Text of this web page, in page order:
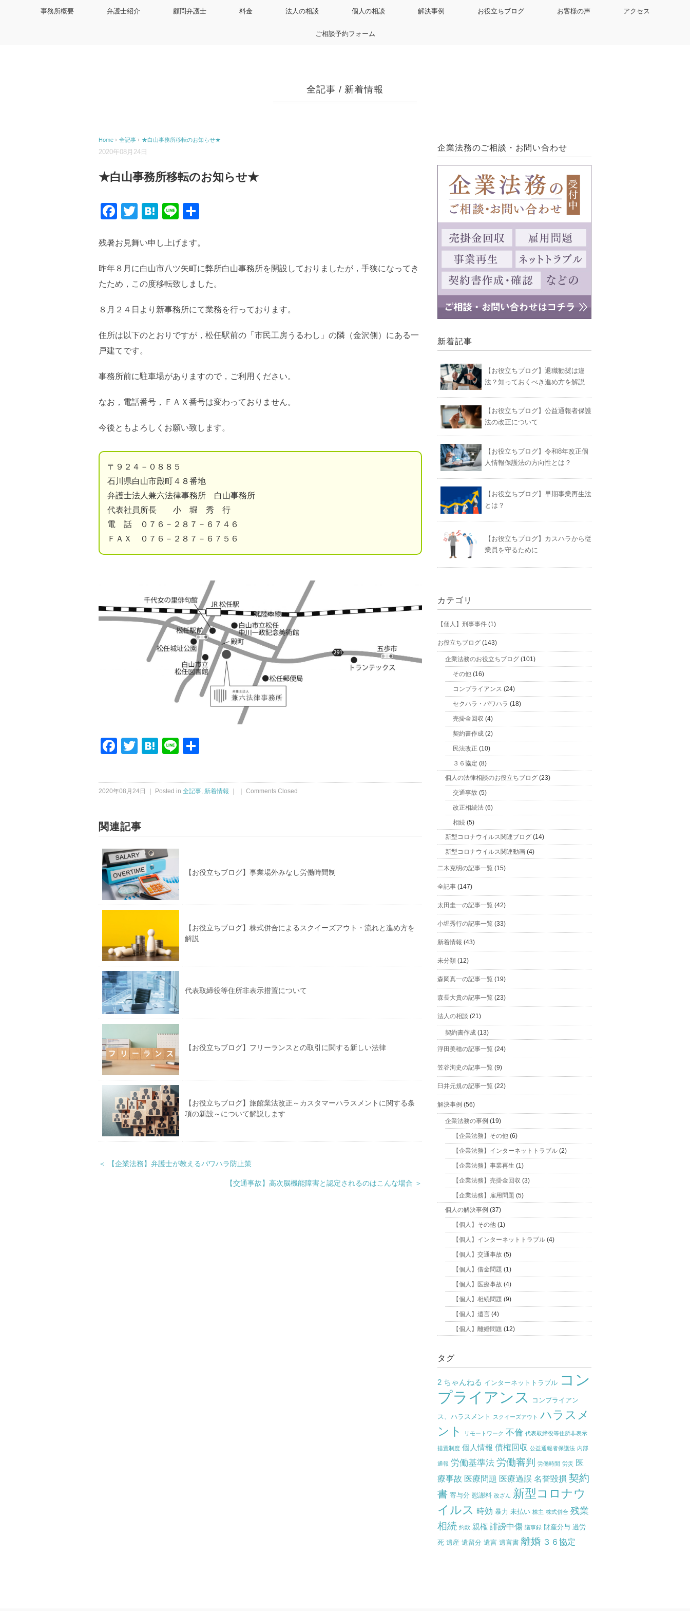
事務所概要 弁護士紹介 顧問弁護士 料金 法人の相談 個人の相談 解決事例 お役立ちブログ お客様の声 アクセス
ご相談予約フォーム
全記事 / 新着情報
Home › 全記事 › ★白山事務所移転のお知らせ★
2020年08月24日
★白山事務所移転のお知らせ★
Facebook
TwitterHatena
Line
残暑お見舞い申し上げます。
昨年８月に白山市八ツ矢町に弊所白山事務所を開設しておりましたが，手狭になってき
たため，この度移転致しました。
８月２４日より新事務所にて業務を行っております。
住所は以下のとおりですが，松任駅前の「市民工房うるわし」の隣（金沢側）にある一
戸建てです。
事務所前に駐車場がありますので，ご利用ください。
なお，電話番号，ＦＡＸ番号は変わっておりません。
今後ともよろしくお願い致します。
〒９２４－０８８５
石川県白山市殿町４８番地
弁護士法人兼六法律事務所 白山事務所
代表社員所長 小 堀 秀 行
電 話 ０７６－２８７－６７４６
ＦＡＸ ０７６－２８７－６７５６
Facebook
TwitterHatena
Line
2020年08月24日 ｜ Posted in 全記事, 新着情報 Comments Closed
関連記事
【お役立ちブログ】事業場外みなし労働時間制
【お役立ちブログ】株式併合によるスクイーズアウト・流れと進め方を
解説
代表取締役等住所非表示措置について
【お役立ちブログ】フリーランスとの取引に関する新しい法律
【お役立ちブログ】旅館業法改正～カスタマーハラスメントに関する条
項の新設～について解説します
＜ 【企業法務】弁護士が教えるパワハラ防止策
【交通事故】高次脳機能障害と認定されるのはこんな場合 ＞
企業法務のご相談・お問い合わせ
新着記事
【お役立ちブログ】退職勧奨は違
法？知っておくべき進め方を解説
【お役立ちブログ】公益通報者保護
法の改正について
【お役立ちブログ】令和8年改正個
人情報保護法の方向性とは？
【お役立ちブログ】早期事業再生法
とは？
【お役立ちブログ】カスハラから従
業員を守るために
カテゴリ
【個人】刑事事件 (1)
お役立ちブログ (143)
企業法務のお役立ちブログ (101)
その他 (16)
コンプライアンス (24)
セクハラ・パワハラ (18)
売掛金回収 (4)
契約書作成 (2)
民法改正 (10)
３６協定 (8)
個人の法律相談のお役立ちブログ (23)
交通事故 (5)
改正相続法 (6)
相続 (5)
新型コロナウイルス関連ブログ (14)
新型コロナウイルス関連動画 (4)
二木克明の記事一覧 (15)
全記事 (147)
太田圭一の記事一覧 (42)
小堀秀行の記事一覧 (33)
新着情報 (43)
未分類 (12)
森岡真一の記事一覧 (19)
森長大貴の記事一覧 (23)
法人の相談 (21)
契約書作成 (13)
浮田美穂の記事一覧 (24)
笠谷洵史の記事一覧 (9)
臼井元規の記事一覧 (22)
解決事例 (56)
企業法務の事例 (19)
【企業法務】その他 (6)
【企業法務】インターネットトラブル (2)
【企業法務】事業再生 (1)
【企業法務】売掛金回収 (3)
【企業法務】雇用問題 (5)
個人の解決事例 (37)
【個人】その他 (1)
【個人】インターネットトラブル (4)
【個人】交通事故 (5)
【個人】借金問題 (1)
【個人】医療事故 (4)
【個人】相続問題 (9)
【個人】遺言 (4)
【個人】離婚問題 (12)
タグ
2 ちゃんねる インターネットトラブル コン
プライアンス
コンプライアン
ス、ハラスメント スクイーズアウト ハラスメ
ント
リモートワーク 不倫 代表取締役等住所非表示
措置制度 個人情報 債権回収 公益通報者保護法 内部
通報 労働基準法 労働審判 労働時間 労災
医
療事故 医療問題 医療過誤 名誉毀損 契約
書 寄与分 慰謝料 改ざん 新型コロナウ
イルス 時効 暴力 未払い 株主 株式併合 残業
相続 約款 親権 誹謗中傷 議事録 財産分与 過労
死 遺産 遺留分 遺言 遺言書 離婚 ３６協定